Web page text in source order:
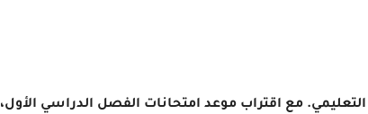
مع اقتراب موعد امتحانات الفصل الدراسي الأول،